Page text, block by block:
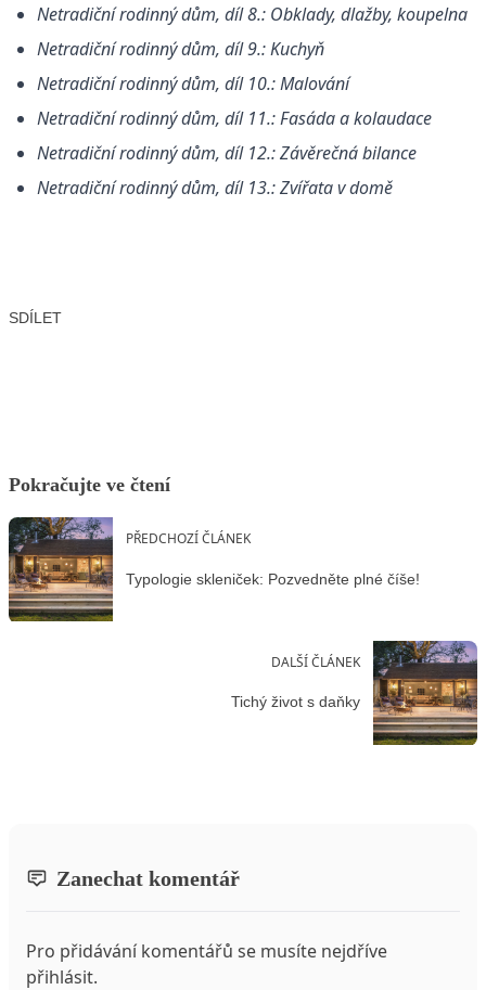
Netradiční rodinný dům, díl 8.: Obklady, dlažby, koupelna
Netradiční rodinný dům, díl 9.: Kuchyň
Netradiční rodinný dům, díl 10.: Malování
Netradiční rodinný dům, díl 11.: Fasáda a kolaudace
Netradiční rodinný dům, díl 12.: Závěrečná bilance
Netradiční rodinný dům, díl 13.: Zvířata v domě
SDÍLET
Pokračujte ve čtení
PŘEDCHOZÍ ČLÁNEK
Typologie skleniček: Pozvedněte plné číše!
DALŠÍ ČLÁNEK
Tichý život s daňky
Zanechat komentář
Pro přidávání komentářů se musíte nejdříve
přihlásit.